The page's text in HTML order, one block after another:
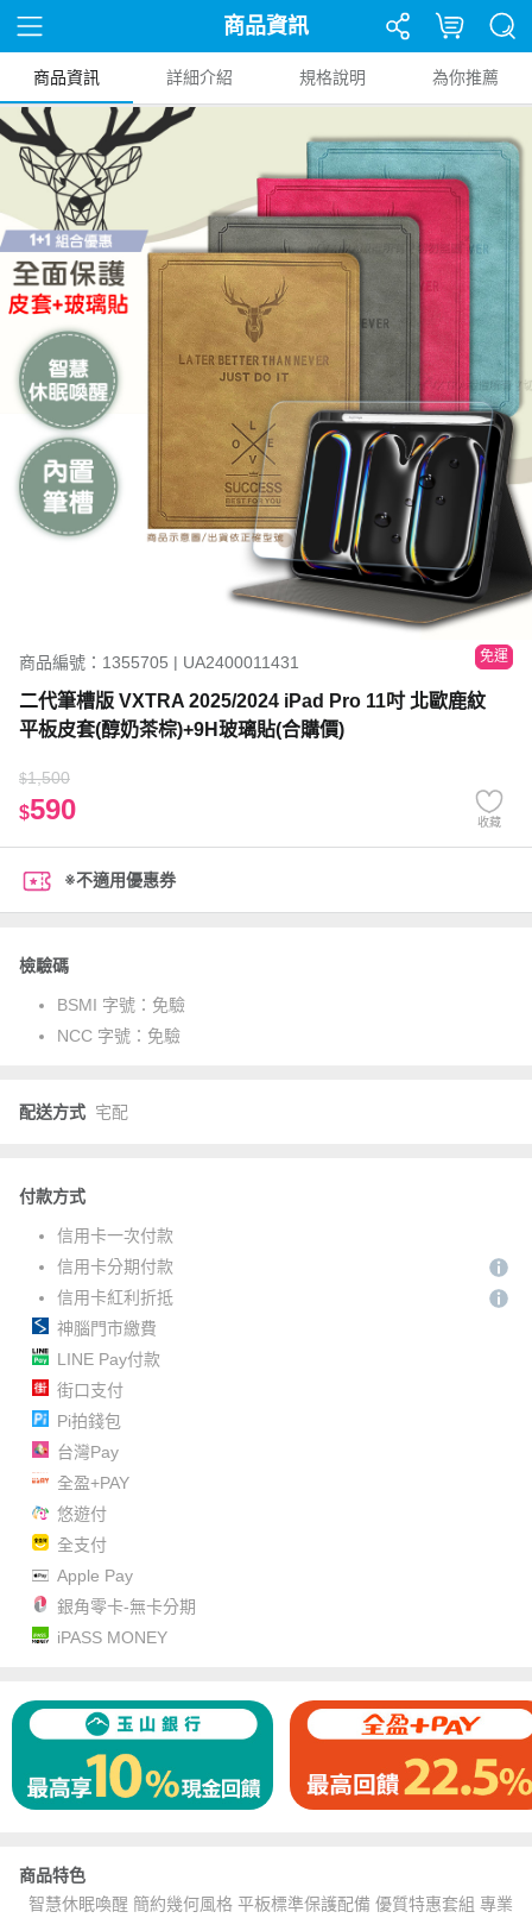
商品資訊
商品資訊 詳細介紹 規格說明 為你推薦
商品編號：1355705 | UA2400011431 免運
二代筆槽版 VXTRA 2025/2024 iPad Pro 11吋 北歐鹿紋
平板皮套(醇奶茶棕)+9H玻璃貼(合購價)
$1,500
$590 收藏
※不適用優惠券
檢驗碼
BSMI 字號： 免驗
NCC 字號： 免驗
配送方式 宅配
付款方式
信用卡一次付款
信用卡分期付款
信用卡紅利折抵
神腦門市繳費
LINE Pay付款
街口支付
Pi拍錢包
台灣Pay
全盈+PAY
悠遊付
全支付
Apple Pay
銀角零卡-無卡分期
iPASS MONEY
商品特色
智慧休眠喚醒 簡約幾何風格 平板標準保護配備 優質特惠套組 專業